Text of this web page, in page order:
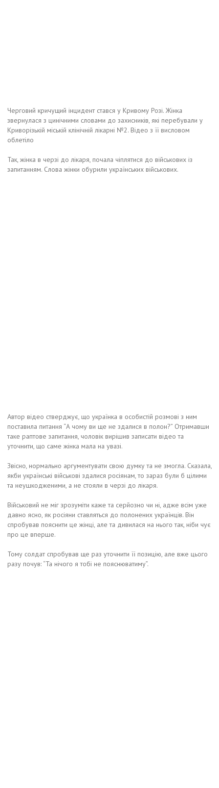
Черговий кричущий інцидент стався у Кривому Розі. Жінка
звернулася з цинічними словами до захисників, які перебували у
Криворізькій міській клінічній лікарні №2. Відео з її висловом
облетіло
Так, жінка в черзі до лікаря, почала чіплятися до військових із
запитанням. Слова жінки обурили українських військових.
Автор відео стверджує, що українка в особистій розмові з ним
поставила питання “А чому ви ще не здалися в полон?” Отримавши
таке раптове запитання, чоловік вирішив записати відео та
уточнити, що саме жінка мала на увазі.
Звісно, ​​нормально аргументувати свою думку та не змогла. Сказала,
якби українські військові здалися росіянам, то зараз були б цілими
та неушкодженими, а не стояли в черзі до лікаря.
Військовий не міг зрозуміти каже та серйозно чи ні, адже всім уже
давно ясно, як росіяни ставляться до полонених українців. Він
спробував пояснити це жінці, але та дивилася на нього так, ніби чує
про це вперше.
Тому солдат спробував ще раз уточнити її позицію, але вже цього
разу почув: “Та нічого я тобі не пояснюватиму”.